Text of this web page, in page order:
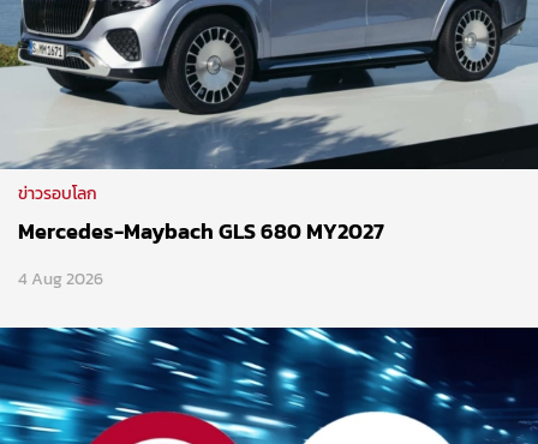
ข่าวรอบโลก
Mercedes-Maybach GLS 680 MY2027
4 Aug 2026